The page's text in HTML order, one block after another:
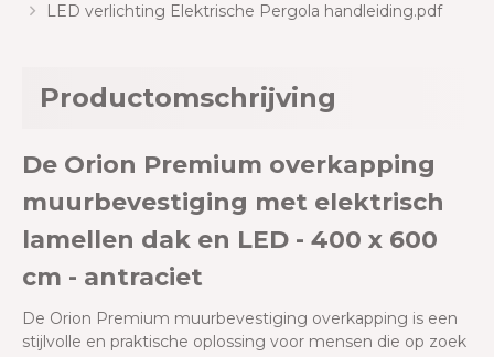
LED verlichting Elektrische Pergola handleiding.pdf
Productomschrijving
De Orion Premium overkapping
muurbevestiging met elektrisch
lamellen dak en LED - 400 x 600
cm - antraciet
De Orion Premium muurbevestiging overkapping is een
stijlvolle en praktische oplossing voor mensen die op zoek